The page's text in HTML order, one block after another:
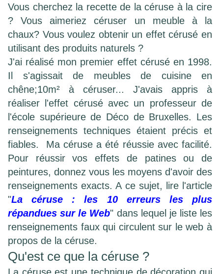
Vous cherchez la recette de la céruse à la cire
? Vous aimeriez céruser un meuble à la
chaux? Vous voulez obtenir un effet cérusé en
utilisant des produits naturels ?
J'ai réalisé mon premier effet cérusé en 1998.
Il s'agissait de meubles de cuisine en
chêne;10m² à céruser... J'avais appris à
réaliser l'effet cérusé avec un professeur de
l'école supérieure de Déco de Bruxelles. Les
renseignements techniques étaient précis et
fiables. Ma céruse a été réussie avec facilité.
Pour réussir vos effets de patines ou de
peintures, donnez vous les moyens d'avoir des
renseignements exacts. A ce sujet, lirel'article
"La céruse : les 10 erreurs les plus
répandues sur le Web" dans lequel je liste les
renseignements faux qui circulent sur le web à
propos de la céruse.
Qu'est ce que la céruse ?